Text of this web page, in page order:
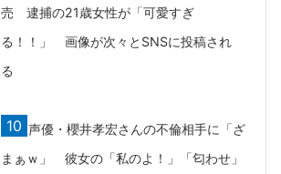
売 逮捕の21歳女性が「可愛すぎ
る！！」 画像が次々とSNSに投稿され
る
声優・櫻井孝宏さんの不倫相手に「ざ
まぁｗ」 彼女の「私のよ！」「匂わせ」